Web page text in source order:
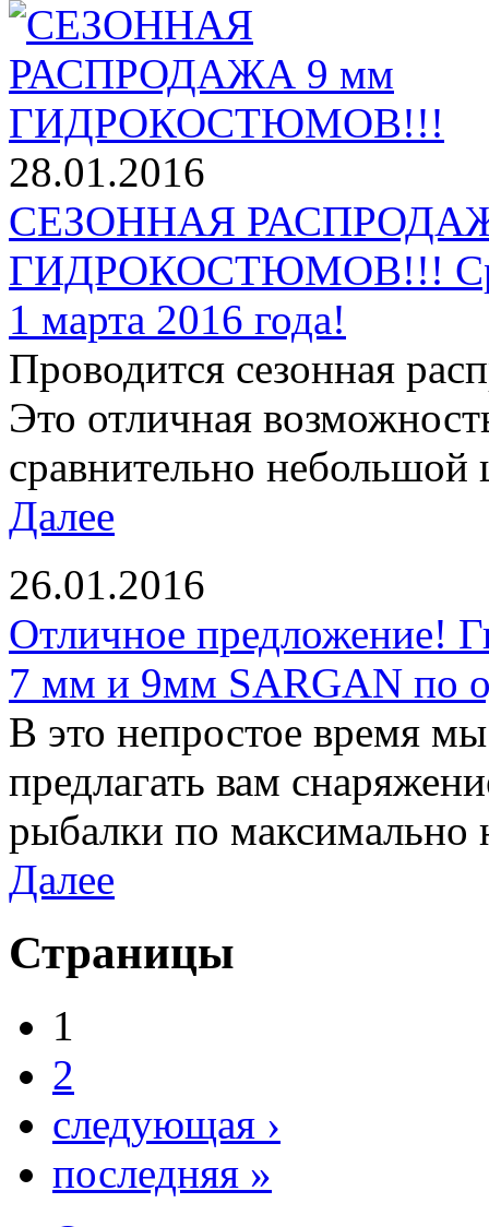
28.01.2016
СЕЗОННАЯ
ГИДРОКОСТЮМОВ!!!
1 марта 2016 года!
Проводится сезонная
Это отличная
сравнительно
Далее
26.01.2016
Отличное предложение!
7 мм и 9мм SARGAN по
В это непростое время
предлагать вам
рыбалки по максимально
Далее
Страницы
1
2
следующая ›
последняя »